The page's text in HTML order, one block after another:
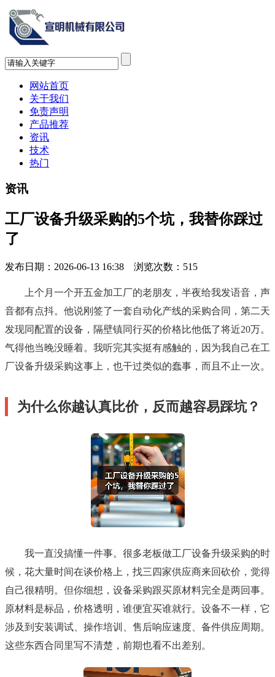
网站首页
关于我们
免责声明
产品推荐
资讯
技术
热门
资讯
工厂设备升级采购的5个坑，我替你踩过
了
发布日期：2026-06-13 16:38 浏览次数： 515
上个月一个开五金加工厂的老朋友，半夜给我发语音，声
音都有点抖。他说刚签了一套自动化产线的采购合同，第二天
发现同配置的设备，隔壁镇同行买的价格比他低了将近20万。
气得他当晚没睡着。我听完其实挺有感触的，因为我自己在工
厂设备升级采购这事上，也干过类似的蠢事，而且不止一次。
为什么你越认真比价，反而越容易踩坑？
我一直没搞懂一件事。很多老板做工厂设备升级采购的时
候，花大量时间在谈价格上，找三四家供应商来回砍价，觉得
自己很精明。但你细想，设备采购跟买原材料完全是两回事。
原材料是标品，价格透明，谁便宜买谁就行。设备不一样，它
涉及到安装调试、操作培训、售后响应速度、备件供应周期。
这些东西合同里写不清楚，前期也看不出差别。